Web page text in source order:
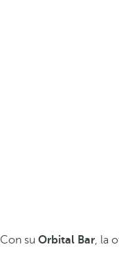
Con su Orbital Bar, la